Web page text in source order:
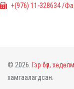
+(976) 11-328634 /
© 2026. Гэр бүл,
хамгаалагдсан.